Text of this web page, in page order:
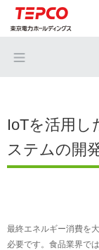
IoTを活用し
ステムの開
最終エネルギー消費を
必要です。食品業界で